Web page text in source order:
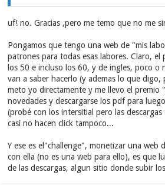
uf! no. Gracias ,pero me temo que no me
Pongamos que tengo una web de "mis
patrones para todas esas labores. Claro,
los 50 e incluso los 60, y de ingles, poco
van a saber hacerlo (y ademas lo que
meto yo directamente y me llevo el premio
novedades y descargarse los pdf para
(probé con los intersitial pero las
casi no hacen click tampoco...
Y ese es el"challenge", monetizar una web
con ella (no es una web para ello), es que
de las descargas, algun sitio donde subir